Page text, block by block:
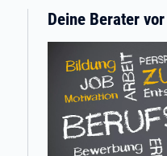
Deine Berater